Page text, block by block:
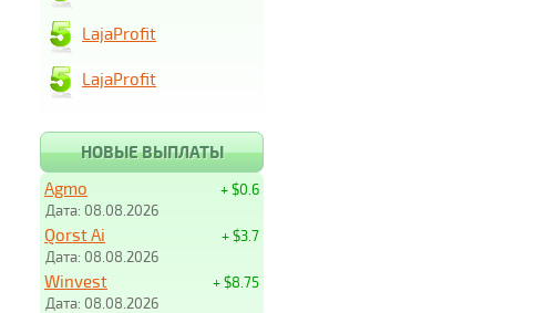
LajaProfit
LajaProfit
НОВЫЕ ВЫПЛАТЫ
+ $0.6
Agmo
Дата: 08.08.2026
+ $3.7
Qorst Ai
Дата: 08.08.2026
+ $8.75
Winvest
Дата: 08.08.2026